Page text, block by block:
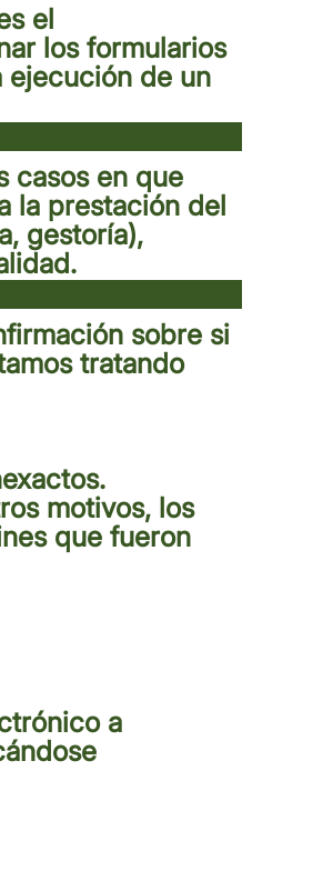
el
los formularios
ejecución de un
casos en que
la prestación del
gestoría),
sobre si
tratando
motivos, los
que fueron
a